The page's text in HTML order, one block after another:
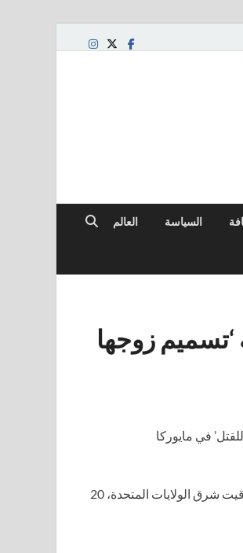
السياسة العالم
‘تسميم زوجها
05:13 بتوقيت شرق الولايات المتحدة، 20